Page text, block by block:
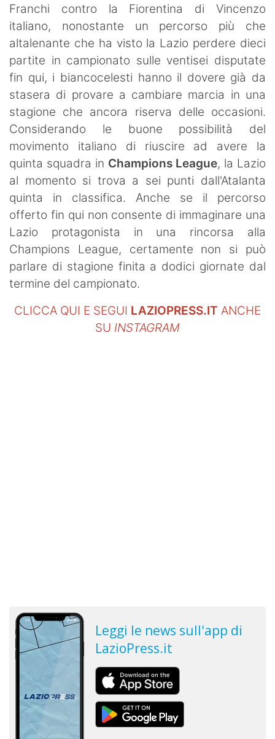
Franchi contro la Fiorentina di Vincenzo
italiano, nonostante un percorso più che
altalenante che ha visto la Lazio perdere dieci
partite in campionato sulle ventisei disputate
fin qui, i biancocelesti hanno il dovere già da
stasera di provare a cambiare marcia in una
stagione che ancora riserva delle occasioni.
Considerando le buone possibilità del
movimento italiano di riuscire ad avere la
quinta squadra in Champions League, la Lazio
al momento si trova a sei punti dall'Atalanta
quinta in classifica. Anche se il percorso
offerto fin qui non consente di immaginare una
Lazio protagonista in una rincorsa alla
Champions League, certamente non si può
parlare di stagione finita a dodici giornate dal
termine del campionato.
CLICCA QUI E SEGUI LAZIOPRESS.IT ANCHE
SU INSTAGRAM